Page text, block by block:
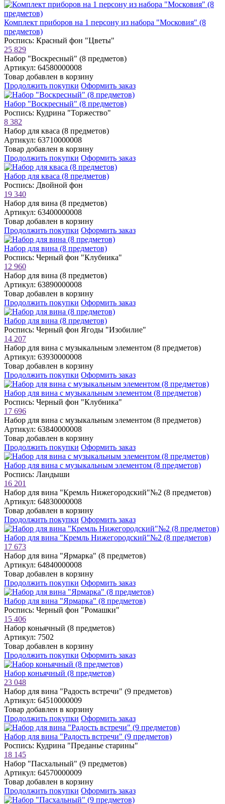
Комплект приборов на 1 персону из набора "Московия" (8
предметов)
Роспись: Красный фон "Цветы"
25 829
Набор "Воскресный" (8 предметов)
Артикул: 64580000008
Товар добавлен в корзину
Продолжить покупки Оформить заказ
Набор "Воскресный" (8 предметов)
Роспись: Кудрина "Торжество"
8 382
Набор для кваса (8 предметов)
Артикул: 63710000008
Товар добавлен в корзину
Продолжить покупки Оформить заказ
Набор для кваса (8 предметов)
Роспись: Двойной фон
19 340
Набор для вина (8 предметов)
Артикул: 63400000008
Товар добавлен в корзину
Продолжить покупки Оформить заказ
Набор для вина (8 предметов)
Роспись: Черный фон "Клубника"
12 960
Набор для вина (8 предметов)
Артикул: 63890000008
Товар добавлен в корзину
Продолжить покупки Оформить заказ
Набор для вина (8 предметов)
Роспись: Черный фон Ягоды "Изобилие"
14 207
Набор для вина с музыкальным элементом (8 предметов)
Артикул: 63930000008
Товар добавлен в корзину
Продолжить покупки Оформить заказ
Набор для вина с музыкальным элементом (8 предметов)
Роспись: Черный фон "Клубника"
17 696
Набор для вина с музыкальным элементом (8 предметов)
Артикул: 63840000008
Товар добавлен в корзину
Продолжить покупки Оформить заказ
Набор для вина с музыкальным элементом (8 предметов)
Роспись: Ландыши
16 201
Набор для вина "Кремль Нижегородский"№2 (8 предметов)
Артикул: 64830000008
Товар добавлен в корзину
Продолжить покупки Оформить заказ
Набор для вина "Кремль Нижегородский"№2 (8 предметов)
17 673
Набор для вина "Ярмарка" (8 предметов)
Артикул: 64840000008
Товар добавлен в корзину
Продолжить покупки Оформить заказ
Набор для вина "Ярмарка" (8 предметов)
Роспись: Черный фон "Ромашки"
15 406
Набор коньячный (8 предметов)
Артикул: 7502
Товар добавлен в корзину
Продолжить покупки Оформить заказ
Набор коньячный (8 предметов)
23 048
Набор для вина "Радость встречи" (9 предметов)
Артикул: 64510000009
Товар добавлен в корзину
Продолжить покупки Оформить заказ
Набор для вина "Радость встречи" (9 предметов)
Роспись: Кудрина "Преданье старины"
18 145
Набор "Пасхальный" (9 предметов)
Артикул: 64570000009
Товар добавлен в корзину
Продолжить покупки Оформить заказ